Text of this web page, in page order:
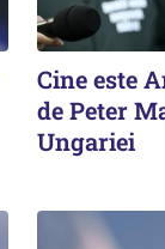
Cine este
de Peter
Ungariei